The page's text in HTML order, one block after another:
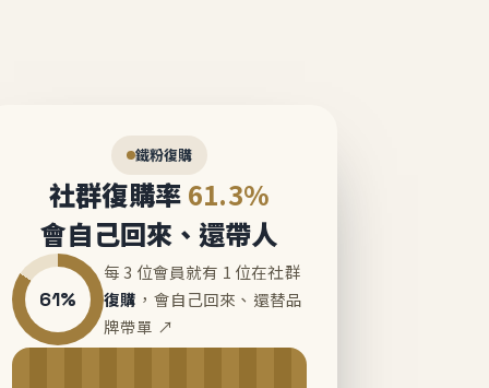
鐵粉復購
社群復購率 61.3%
會自己回來、還帶人
61%
每 3 位會員就有 1 位在社群
復購 ，會自己回來、還替品
牌帶單 ↗